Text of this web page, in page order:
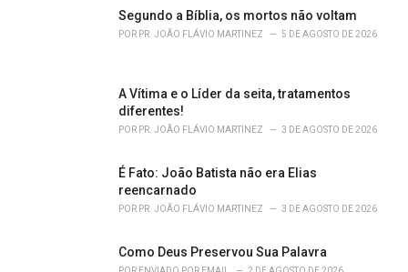
Segundo a Bíblia, os mortos não voltam
POR PR. JOÃO FLÁVIO MARTINEZ 5 DE AGOSTO DE 2026
A Vítima e o Líder da seita, tratamentos
diferentes!
POR PR. JOÃO FLÁVIO MARTINEZ 3 DE AGOSTO DE 2026
É Fato: João Batista não era Elias
reencarnado
POR PR. JOÃO FLÁVIO MARTINEZ 3 DE AGOSTO DE 2026
Como Deus Preservou Sua Palavra